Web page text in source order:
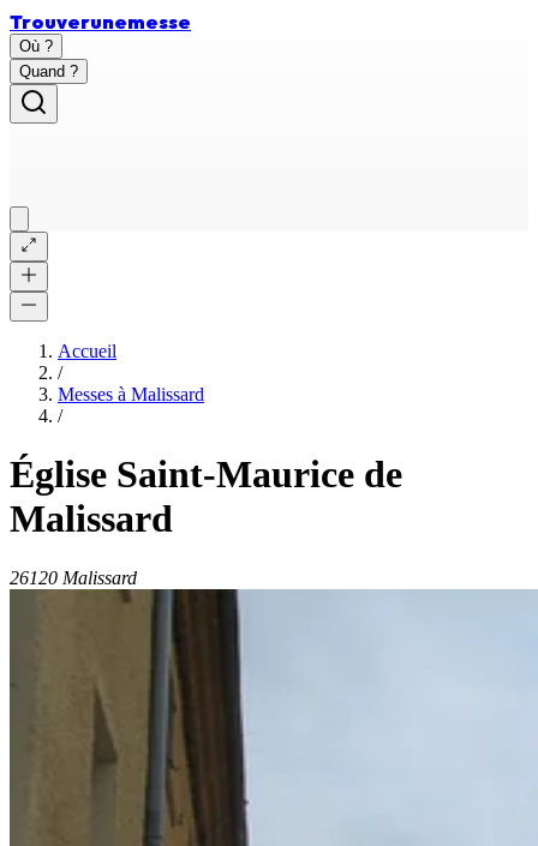
Trouverunemesse
Où ?
Quand ?
Accueil
/
Messes à Malissard
/
Église Saint-Maurice de
Malissard
26120 Malissard